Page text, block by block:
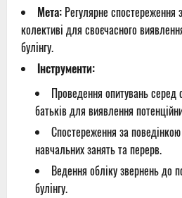
Мета: Регулярне спостереження
колективі для своєчасного
булінгу.
Інструменти:
Проведення опитувань серед
батьків для виявлення
Спостереження за поведінкою
навчальних занять та перерв.
Ведення обліку звернень до
булінгу.